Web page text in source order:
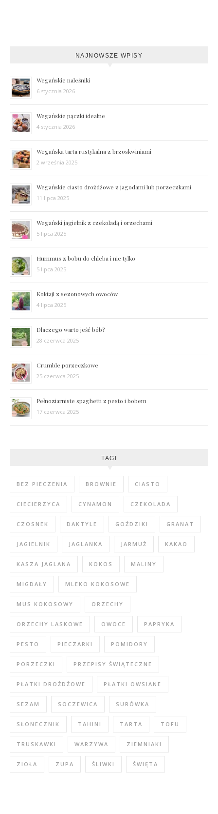
NAJNOWSZE WPISY
Wegańskie naleśniki
6 stycznia 2026
Wegańskie pączki idealne
4 stycznia 2026
Wegańska tarta rustykalna z brzoskwiniami
2 września 2025
Wegańskie ciasto drożdżowe z jagodami lub porzeczkami
11 lipca 2025
Wegański jagielnik z czekoladą i orzechami
5 lipca 2025
Hummus z bobu do chleba i nie tylko
5 lipca 2025
Koktajl z sezonowych owoców
4 lipca 2025
Dlaczego warto jeść bób?
28 czerwca 2025
Crumble porzeczkowe
25 czerwca 2025
Pełnoziarniste spaghetti z pesto i bobem
17 czerwca 2025
TAGI
BEZ PIECZENIA BROWNIE CIASTO
CIECIERZYCA CYNAMON CZEKOLADA
CZOSNEK DAKTYLE GOŹDZIKI GRANAT
JAGIELNIK JAGLANKA JARMUŻ KAKAO
KASZA JAGLANA KOKOS MALINY
MIGDAŁY MLEKO KOKOSOWE
MUS KOKOSOWY ORZECHY
ORZECHY LASKOWE OWOCE PAPRYKA
PESTO PIECZARKI POMIDORY
PORZECZKI PRZEPISY ŚWIĄTECZNE
PŁATKI DROŻDŻOWE PŁATKI OWSIANE
SEZAM SOCZEWICA SURÓWKA
SŁONECZNIK TAHINI TARTA TOFU
TRUSKAWKI WARZYWA ZIEMNIAKI
ZIOŁA ZUPA ŚLIWKI ŚWIĘTA